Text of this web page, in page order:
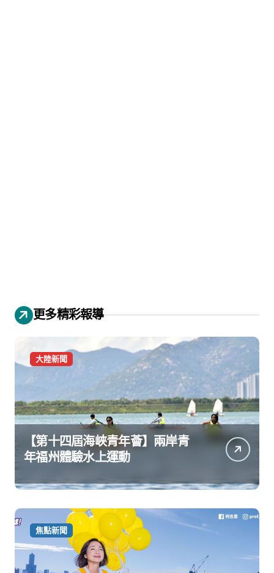
更多精彩報導
大陸新聞
【第十四屆海峽青年薈】兩岸青
年福州體驗水上運動
焦點新聞